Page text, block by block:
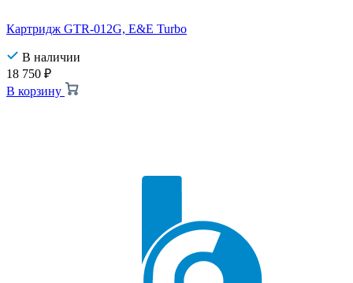
Картридж GTR-012G, E&E Turbo
В наличии
18 750 ₽
В корзину